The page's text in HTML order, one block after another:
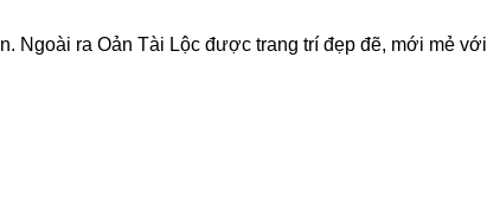
Ngoài ra Oản Tài Lộc được trang trí đẹp đẽ, mới mẻ với